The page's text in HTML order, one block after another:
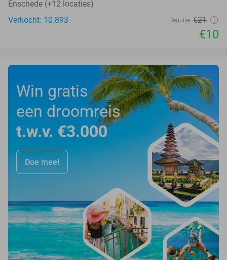
Enschede (+12 locaties)
Verkocht: 10.893
Regulier €21
€10
Win gratis
een droomreis
t.w.v. €3.000
Doe mee!